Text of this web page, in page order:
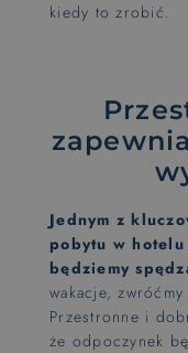
kiedy to zrobić.
Jednym z
pobytu w
będziemy
wakacje,
Przestronne i
że odpoczynek